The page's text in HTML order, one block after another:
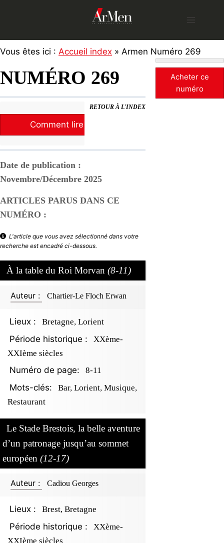
Vous êtes ici : Accueil index » Armen Numéro 269
NUMÉRO 269
RETOUR À L'INDEX
Comment lire la revue ?
Date de publication :
Novembre/Décembre 2025
ARTICLES PARUS DANS CE
NUMÉRO :
L'article que vous avez sélectionné dans votre
recherche est encadré ci-dessous.
À la table du Roi Morvan (8-11)
Auteur : Chartier-Le Floch Erwan
Lieux : Bretagne, Lorient
Période historique :
XXème-
XXIème siècles
Numéro de page: 8-11
Mots-clés:
Bar, Lorient, Musique,
Restaurant
Le Stade Brestois, la belle aventure
d’un patronage jusqu’au sommet
européen (12-17)
Auteur : Cadiou Georges
Lieux : Brest, Bretagne
Période historique :
XXème-
XXIème siècles
Acheter ce
numéro